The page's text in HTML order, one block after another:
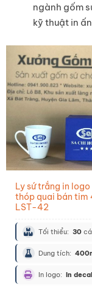
ngành gốm
kỹ thuật in
Ly sứ trắng in
thóp quai bán tim
LST-42
Tối thiểu: 30
Dung tích:
In logo: In decal